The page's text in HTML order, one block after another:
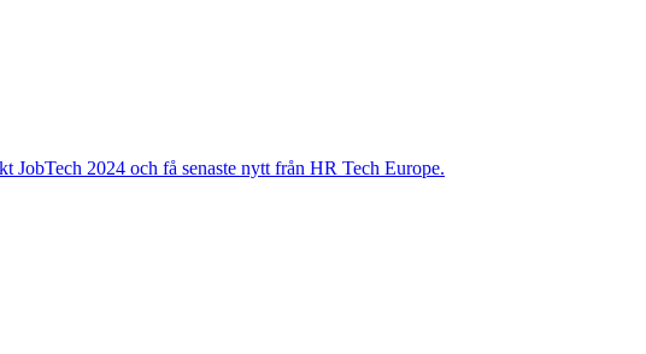
JobTech 2024 och få senaste nytt från HR Tech Europe.